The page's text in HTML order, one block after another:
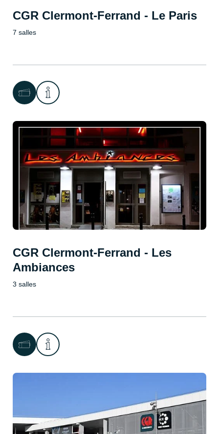
CGR Clermont-Ferrand - Le Paris
7 salles
CGR Clermont-Ferrand - Les
Ambiances
3 salles